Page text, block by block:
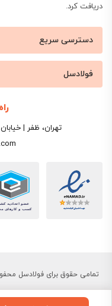
دریافت کرد.
دسترسی سریع
فولادسل
تهران، ظفر |
تمامی حقوق برای فولادسل